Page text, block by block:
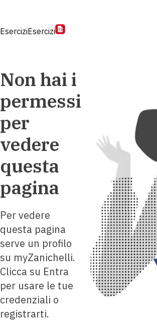
EserciziEsercizi
Non hai i
permessi
per
vedere
questa
pagina
Per vedere
questa pagina
serve un profilo
su myZanichelli.
Clicca su Entra
per usare le tue
credenziali o
registrarti.